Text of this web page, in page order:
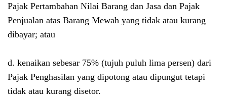
Pajak Pertambahan Nilai Barang dan Jasa dan Pajak
Penjualan atas Barang Mewah yang tidak atau kurang
dibayar; atau
d. kenaikan sebesar 75% (tujuh puluh lima persen) dari
Pajak Penghasilan yang dipotong atau dipungut tetapi
tidak atau kurang disetor.